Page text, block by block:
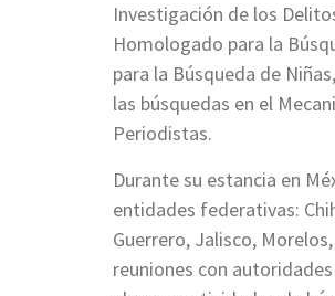
Investigación de los
Homologado para la
para la Búsqueda de
las búsquedas en el
Periodistas.
Durante su estancia en
entidades federativas:
Guerrero, Jalisco,
reuniones con